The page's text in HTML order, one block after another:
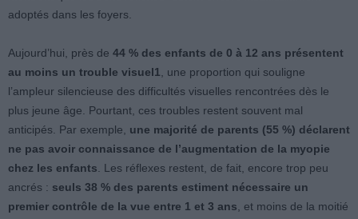
adoptés dans les foyers.
Aujourd’hui, près de 44 % des enfants de 0 à 12 ans présentent
au moins un trouble visuel1 , une proportion qui souligne
l’ampleur silencieuse des difficultés visuelles rencontrées dès le
plus jeune âge. Pourtant, ces troubles restent souvent mal
anticipés. Par exemple, une majorité de parents (55 %) déclarent
ne pas avoir connaissance de l’augmentation de la myopie
chez les enfants . Les réflexes restent, de fait, encore trop peu
ancrés : seuls 38 % des parents estiment nécessaire un
premier contrôle de la vue entre 1 et 3 ans , et moins de la moitié